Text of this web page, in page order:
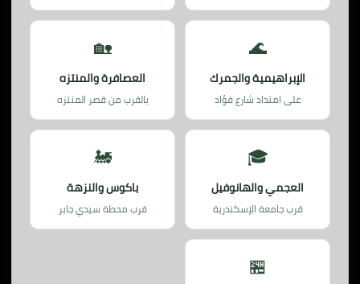
🌊
الإبراهيمية والجمرك
على امتداد شارع فؤاد
🏡
العصافرة والمنتزه
بالقرب من قصر المنتزه
🎓
العجمي والهانوفيل
قرب جامعة الإسكندرية
🚂
باكوس والنزهة
قرب محطة سيدي جابر
🏪